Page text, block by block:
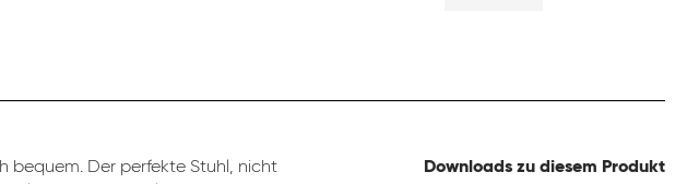
bequem. Der perfekte Stuhl, nicht
Downloads zu diesem Produkt